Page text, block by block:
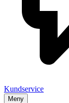
Kundservice
Meny